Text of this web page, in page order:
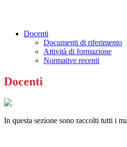
Docenti
Documenti di riferimento
Attività di formazione
Normative recenti
Docenti
In questa sezione sono raccolti tutti i